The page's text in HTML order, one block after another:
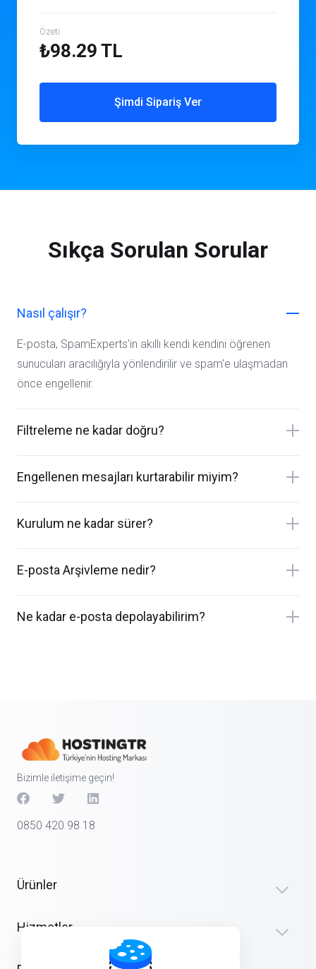
Özeti
₺98.29 TL
Şimdi Sipariş Ver
Sıkça Sorulan Sorular
Nasıl çalışır?
E-posta, SpamExperts'in akıllı kendi kendini öğrenen
sunucuları aracılığıyla yönlendirilir ve spam'e ulaşmadan
önce engellenir.
Filtreleme ne kadar doğru?
Engellenen mesajları kurtarabilir miyim?
Kurulum ne kadar sürer?
E-posta Arşivleme nedir?
Ne kadar e-posta depolayabilirim?
Bizimle iletişime geçin!
0850 420 98 18
Ürünler
Hizmetler